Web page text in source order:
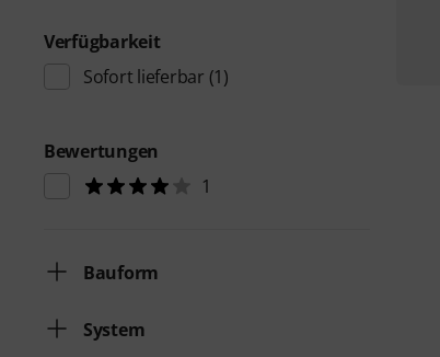
Verfügbarkeit
Sofort lieferbar (1)
Bewertungen
1
Bauform
System